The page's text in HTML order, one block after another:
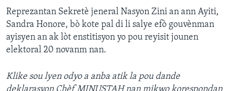
Reprezantan Sekretè jeneral Nasyon Zini an ann Ayiti,
Sandra Honore, bò kote pal di li salye efò gouvènman
ayisyen an ak lòt enstitisyon yo pou reyisit jounen
elektoral 20 novanm nan.
Klike sou lyen odyo a anba atik la pou dande
deklarasyon Chèf MINUSTAH nan mikwo korespondan